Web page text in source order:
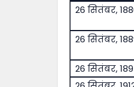
26 सितंबर,
26 सितंबर,
26 सितंबर,